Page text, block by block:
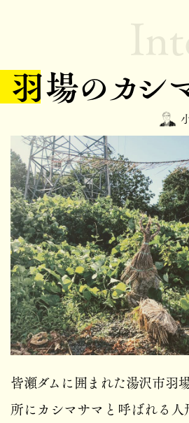
羽場のカシ
皆瀬ダムに囲まれた湯沢市羽
所にカシマサマと呼ばれる